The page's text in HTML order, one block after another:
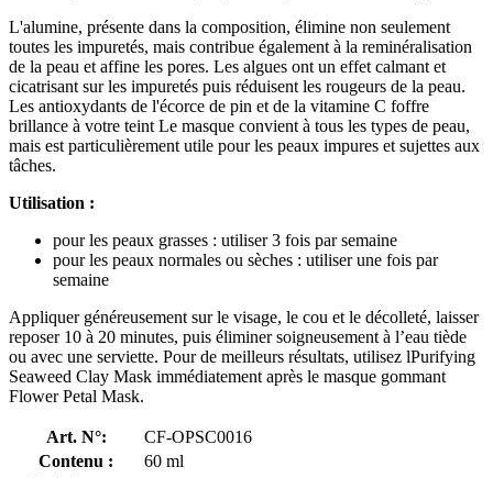
L'alumine, présente dans la composition, élimine non seulement
toutes les impuretés, mais contribue également à la reminéralisation
de la peau et affine les pores. Les algues ont un effet calmant et
cicatrisant sur les impuretés puis réduisent les rougeurs de la peau.
Les antioxydants de l'écorce de pin et de la vitamine C foffre
brillance à votre teint Le masque convient à tous les types de peau,
mais est particulièrement utile pour les peaux impures et sujettes aux
tâches.
Utilisation :
pour les peaux grasses : utiliser 3 fois par semaine
pour les peaux normales ou sèches : utiliser une fois par
semaine
Appliquer généreusement sur le visage, le cou et le décolleté, laisser
reposer 10 à 20 minutes, puis éliminer soigneusement à l’eau tiède
ou avec une serviette. Pour de meilleurs résultats, utilisez lPurifying
Seaweed Clay Mask immédiatement après le masque gommant
Flower Petal Mask.
Art. N°:
CF-OPSC0016
Contenu :
60 ml